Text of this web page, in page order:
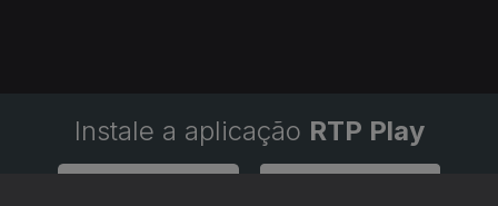
Instale a aplicação RTP Play